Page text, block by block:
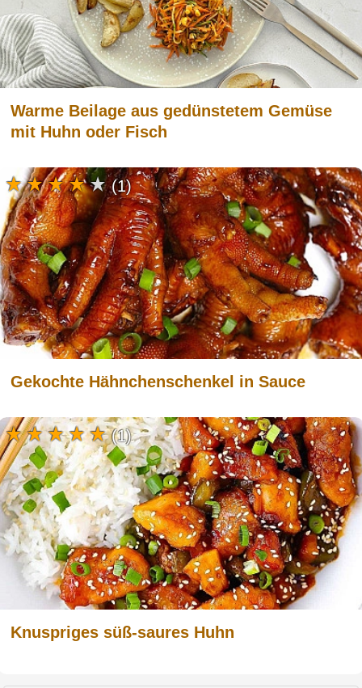
Warme Beilage aus gedünstetem Gemüse
mit Huhn oder Fisch
Gekochte Hähnchenschenkel in Sauce
(1)
Knuspriges süß-saures Huhn
(1)